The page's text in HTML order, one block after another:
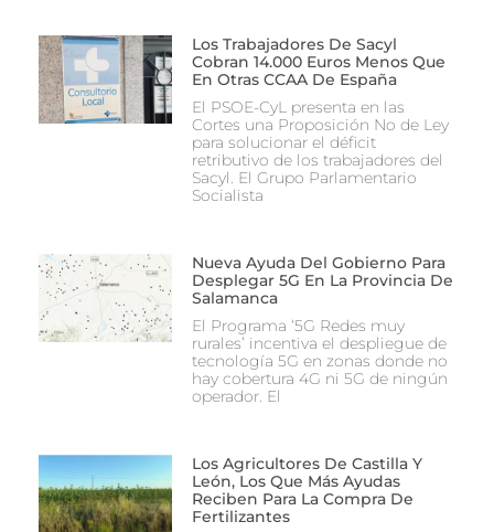
Los Trabajadores De Sacyl
Cobran 14.000 Euros Menos Que
En Otras CCAA De España
El PSOE-CyL presenta en las
Cortes una Proposición No de Ley
para solucionar el déficit
retributivo de los trabajadores del
Sacyl. El Grupo Parlamentario
Socialista
Nueva Ayuda Del Gobierno Para
Desplegar 5G En La Provincia De
Salamanca
El Programa ‘5G Redes muy
rurales’ incentiva el despliegue de
tecnología 5G en zonas donde no
hay cobertura 4G ni 5G de ningún
operador. El
Los Agricultores De Castilla Y
León, Los Que Más Ayudas
Reciben Para La Compra De
Fertilizantes